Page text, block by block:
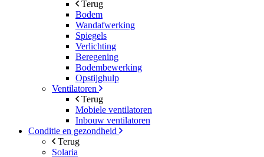
Terug
Bodem
Wandafwerking
Spiegels
Verlichting
Beregening
Bodembewerking
Opstijghulp
Ventilatoren
Terug
Mobiele ventilatoren
Inbouw ventilatoren
Conditie en gezondheid
Terug
Solaria